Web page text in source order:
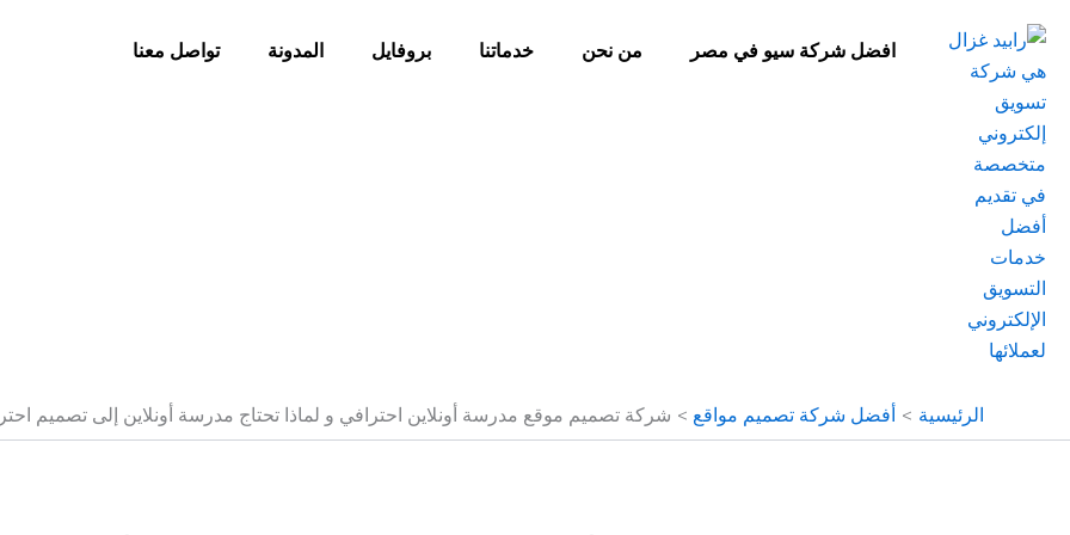
إلى
المحتوى
افضل شركة سيو في مصر من نحن خدماتنا بروفايل المدونة تواصل معنا
الرئيسية أفضل شركة تصميم مواقع شركة تصميم موقع مدرسة أونلاين احترافي و لماذا تحتاج مدرسة أونلاين إلى تصميم